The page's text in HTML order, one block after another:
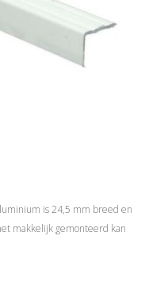
is 24,5 mm breed en
makkelijk gemonteerd kan